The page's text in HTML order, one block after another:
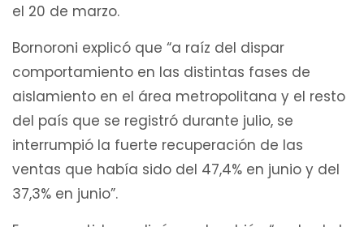
el 20 de marzo.
Bornoroni explicó que “a raíz del dispar
comportamiento en las distintas fases de
aislamiento en el área metropolitana y el resto
del país que se registró durante julio, se
interrumpió la fuerte recuperación de las
ventas que había sido del 47,4% en junio y del
37,3% en junio”.